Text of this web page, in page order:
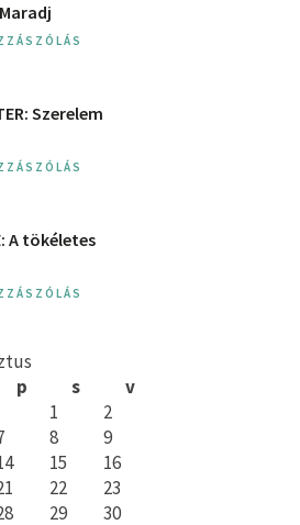
Szerelem
A ​tökéletes
p s
v
1
2
8
9
15
16
22
23
29
30